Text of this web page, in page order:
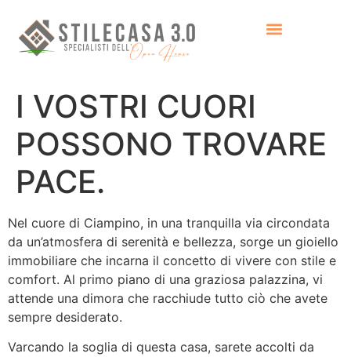
I VOSTRI CUORI
POSSONO TROVARE
PACE.
Nel cuore di Ciampino, in una tranquilla via circondata
da un’atmosfera di serenità e bellezza, sorge un gioiello
immobiliare che incarna il concetto di vivere con stile e
comfort. Al primo piano di una graziosa palazzina, vi
attende una dimora che racchiude tutto ciò che avete
sempre desiderato.
Varcando la soglia di questa casa, sarete accolti da